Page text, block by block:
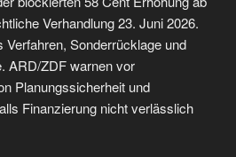
Verhandlung 23. Juni 2026.
Verfahren, Sonderrücklage und
ARD/ZDF warnen vor
Planungssicherheit und
Finanzierung nicht verlässlich